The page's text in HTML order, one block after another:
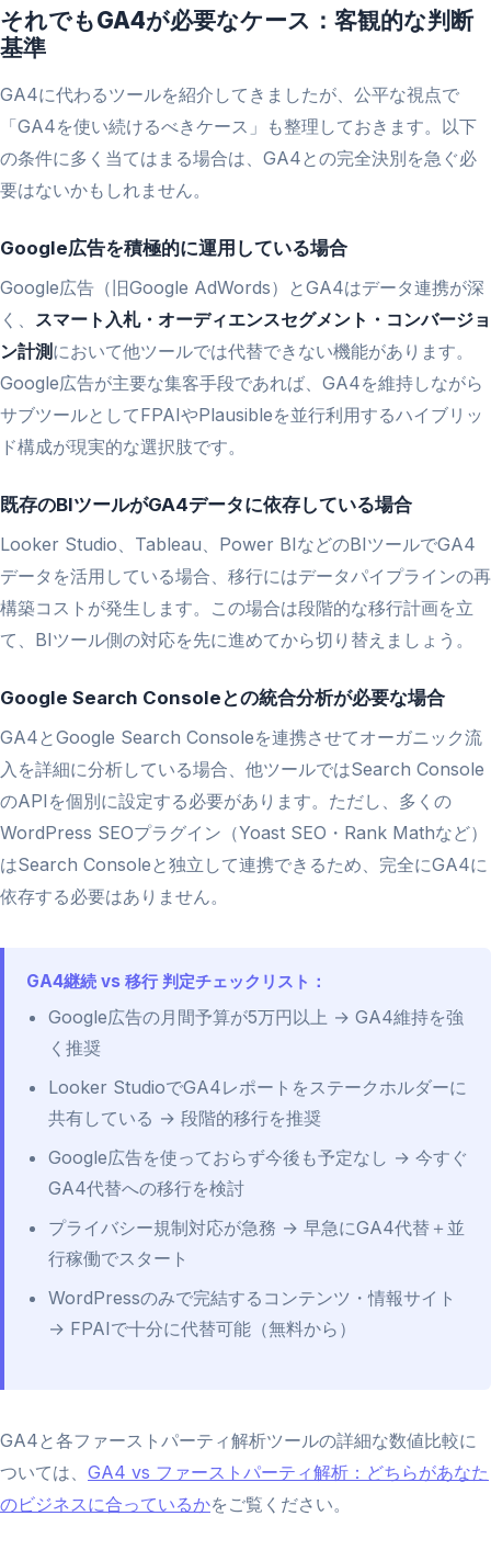
それでもGA4が必要なケース：客観的な判断
基準
GA4に代わるツールを紹介してきましたが、公平な視点で
「GA4を使い続けるべきケース」も整理しておきます。以下
の条件に多く当てはまる場合は、GA4との完全決別を急ぐ必
要はないかもしれません。
Google広告を積極的に運用している場合
Google広告（旧Google AdWords）とGA4はデータ連携が深
く、 スマート入札・オーディエンスセグメント・コンバージョ
ン計測 において他ツールでは代替できない機能があります。
Google広告が主要な集客手段であれば、GA4を維持しながら
サブツールとしてFPAIやPlausibleを並行利用するハイブリッ
ド構成が現実的な選択肢です。
既存のBIツールがGA4データに依存している場合
Looker Studio、Tableau、Power BIなどのBIツールでGA4
データを活用している場合、移行にはデータパイプラインの再
構築コストが発生します。この場合は段階的な移行計画を立
て、BIツール側の対応を先に進めてから切り替えましょう。
Google Search Consoleとの統合分析が必要な場合
GA4とGoogle Search Consoleを連携させてオーガニック流
入を詳細に分析している場合、他ツールではSearch Console
のAPIを個別に設定する必要があります。ただし、多くの
WordPress SEOプラグイン（Yoast SEO・Rank Mathなど）
はSearch Consoleと独立して連携できるため、完全にGA4に
依存する必要はありません。
GA4継続 vs 移行 判定チェックリスト：
Google広告の月間予算が5万円以上 → GA4維持を強
く推奨
Looker StudioでGA4レポートをステークホルダーに
共有している → 段階的移行を推奨
Google広告を使っておらず今後も予定なし → 今すぐ
GA4代替への移行を検討
プライバシー規制対応が急務 → 早急にGA4代替＋並
行稼働でスタート
WordPressのみで完結するコンテンツ・情報サイト
→ FPAIで十分に代替可能（無料から）
GA4と各ファーストパーティ解析ツールの詳細な数値比較に
ついては、 GA4 vs ファーストパーティ解析：どちらがあなた
のビジネスに合っているかをご覧ください。